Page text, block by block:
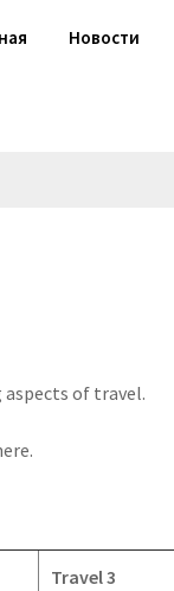
Новости
of travel.
Travel 3